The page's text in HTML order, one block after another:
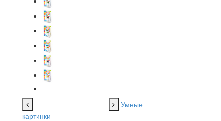
Умные
картинки